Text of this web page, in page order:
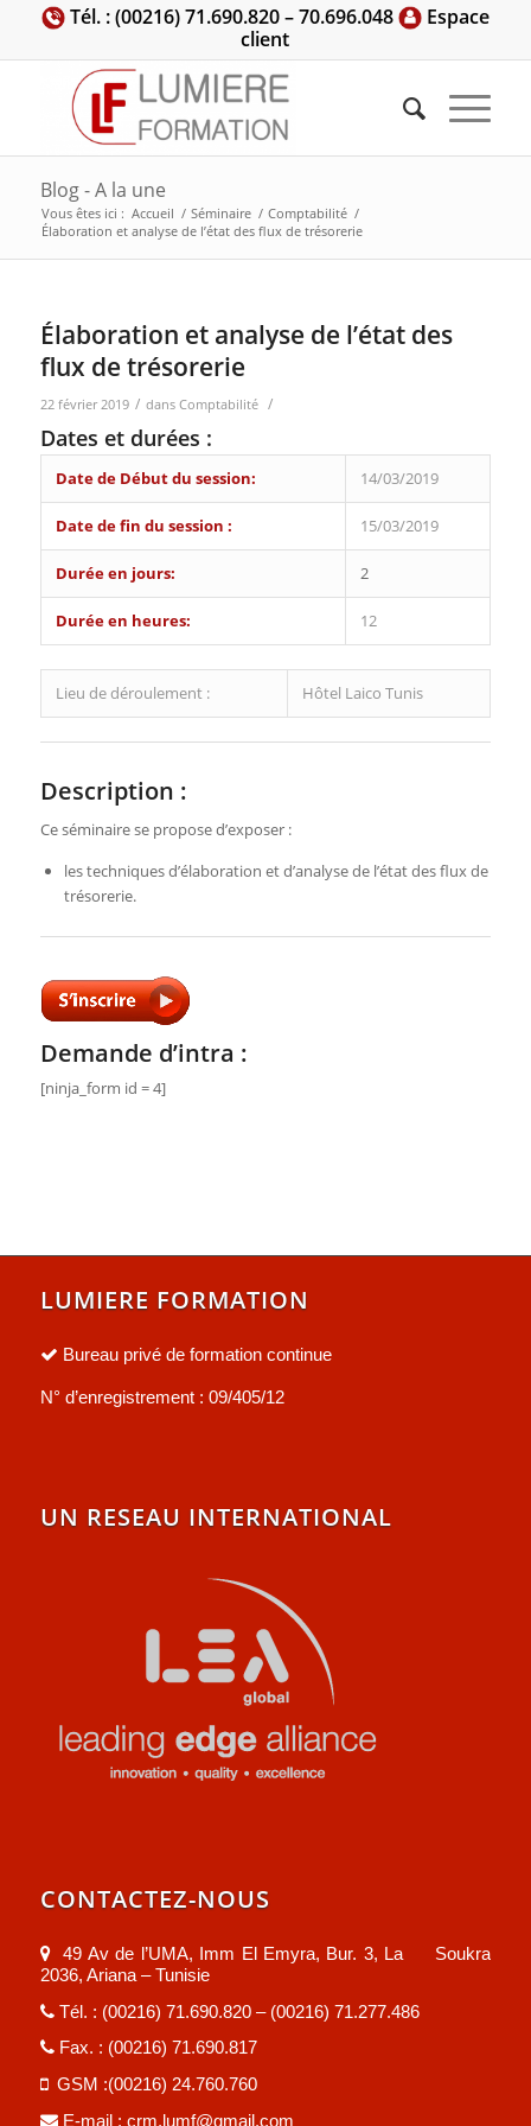
Tél. : (00216) 71.690.820 – 70.696.048
Espace
client
Blog - A la une
Vous êtes ici : Accueil / Séminaire / Comptabilité /
Élaboration et analyse de l’état des flux de trésorerie
Élaboration et analyse de l’état des
flux de trésorerie
22 février 2019 / dans Comptabilité /
Dates et durées :
Date de Début du session: 14/03/2019
Date de fin du session : 15/03/2019
Durée en jours: 2
Durée en heures: 12
Lieu de déroulement : Hôtel Laico Tunis
Description :
Ce séminaire se propose d’exposer :
les techniques d’élaboration et d’analyse de l’état des flux de
trésorerie.
Demande d’intra :
[ninja_form id = 4]
LUMIERE FORMATION
Bureau privé de formation continue
N° d’enregistrement : 09/405/12
UN RESEAU INTERNATIONAL
CONTACTEZ-NOUS
49 Av de l’UMA, Imm El Emyra, Bur. 3, La Soukra
2036, Ariana – Tunisie
Tél. : (00216) 71.690.820 – (00216) 71.277.486
Fax. : (00216) 71.690.817
GSM :(00216) 24.760.760
E-mail : crm.lumf@gmail.com